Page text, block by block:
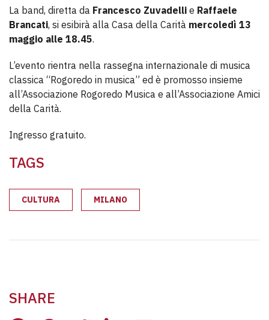
La band, diretta da Francesco Zuvadelli e Raffaele
Brancati, si esibirà alla Casa della Carità mercoledì 13
maggio alle 18.45.
L’evento rientra nella rassegna internazionale di musica
classica “Rogoredo in musica” ed è promosso insieme
all’Associazione Rogoredo Musica e all’Associazione Amici
della Carità.
Ingresso gratuito.
TAGS
CULTURA MILANO
SHARE